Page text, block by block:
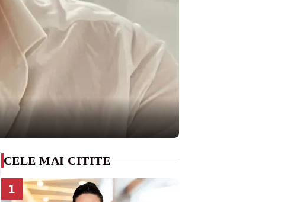
CELE MAI CITITE
1